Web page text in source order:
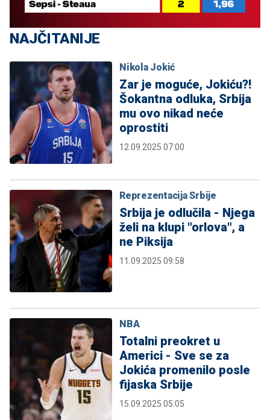
NAJČITANIJE
Nikola Jokić
Zar je moguće, Jokiću?!
Šokantna odluka, Srbija
mu ovo nikad neće
oprostiti
12.09.2025 07:00
Reprezentacija Srbije
Srbija je odlučila - Njega
želi na klupi "orlova", a
ne Piksija
11.09.2025 09:58
NBA
Totalni preokret u
Americi - Sve se za
Jokića promenilo posle
fijaska Srbije
15.09.2025 05:05